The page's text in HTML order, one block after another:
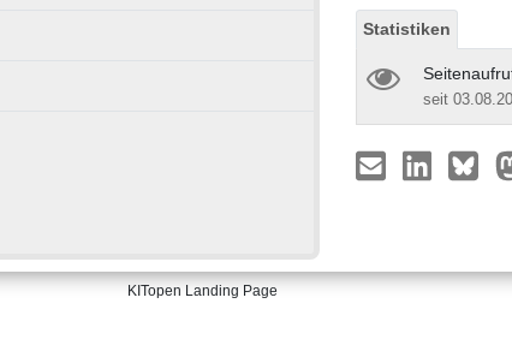
Statistiken
seit
KITopen Landing Page